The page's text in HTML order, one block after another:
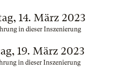
14. März 2023
in dieser Inszenierung
19. März 2023
in dieser Inszenierung